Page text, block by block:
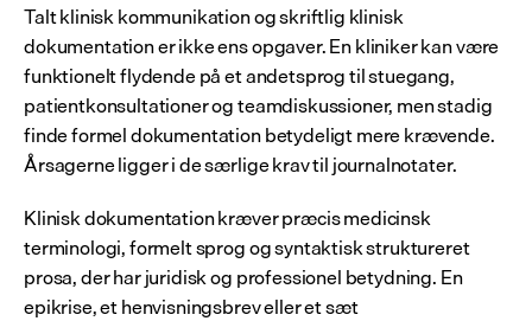
Talt klinisk kommunikation og skriftlig klinisk
dokumentation er ikke ens opgaver. En kliniker kan være
funktionelt flydende på et andetsprog til stuegang,
patientkonsultationer og teamdiskussioner, men stadig
finde formel dokumentation betydeligt mere krævende.
Årsagerne ligger i de særlige krav til journalnotater.
Klinisk dokumentation kræver præcis medicinsk
terminologi, formelt sprog og syntaktisk struktureret
prosa, der har juridisk og professionel betydning. En
epikrise, et henvisningsbrev eller et sæt